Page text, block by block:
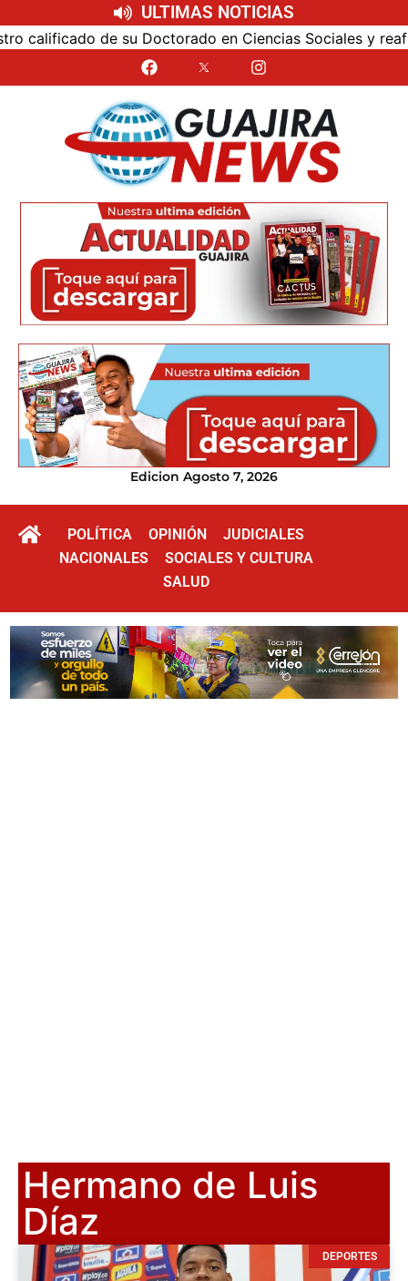
ULTIMAS NOTICIAS
de su Doctorado en Ciencias Sociales y
Edicion Agosto 7, 2026
POLÍTICA OPINIÓN
JUDICIALES
NACIONALES
SOCIALES Y CULTURA
SALUD
Hermano de Luis
Díaz
DEPORTES